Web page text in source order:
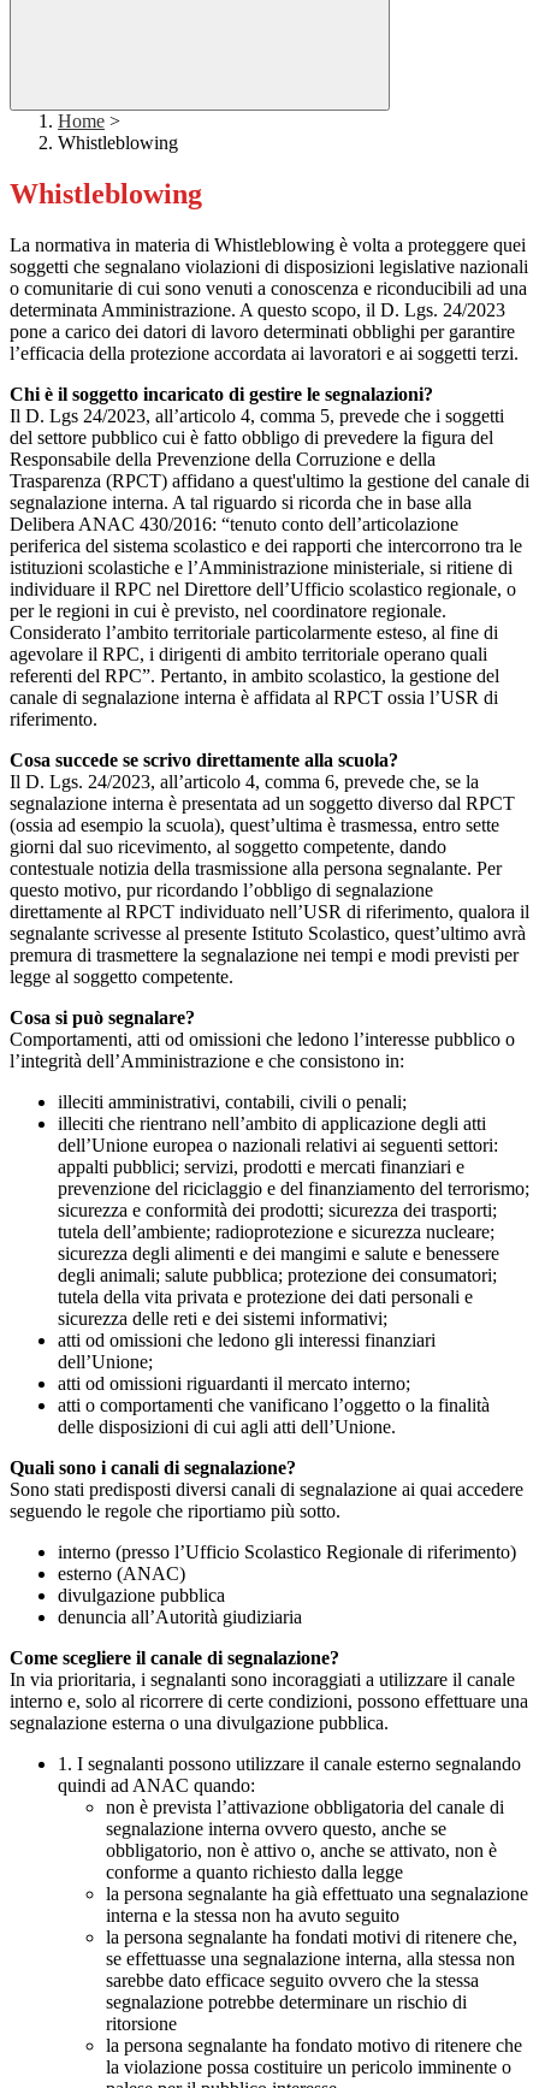
Home >
Whistleblowing
Whistleblowing
La normativa in materia di Whistleblowing è volta a proteggere quei
soggetti che segnalano violazioni di disposizioni legislative nazionali
o comunitarie di cui sono venuti a conoscenza e riconducibili ad una
determinata Amministrazione. A questo scopo, il D. Lgs. 24/2023
pone a carico dei datori di lavoro determinati obblighi per garantire
l’efficacia della protezione accordata ai lavoratori e ai soggetti terzi.
Chi è il soggetto incaricato di gestire le segnalazioni?
Il D. Lgs 24/2023, all’articolo 4, comma 5, prevede che i soggetti
del settore pubblico cui è fatto obbligo di prevedere la figura del
Responsabile della Prevenzione della Corruzione e della
Trasparenza (RPCT) affidano a quest'ultimo la gestione del canale di
segnalazione interna. A tal riguardo si ricorda che in base alla
Delibera ANAC 430/2016: “tenuto conto dell’articolazione
periferica del sistema scolastico e dei rapporti che intercorrono tra le
istituzioni scolastiche e l’Amministrazione ministeriale, si ritiene di
individuare il RPC nel Direttore dell’Ufficio scolastico regionale, o
per le regioni in cui è previsto, nel coordinatore regionale.
Considerato l’ambito territoriale particolarmente esteso, al fine di
agevolare il RPC, i dirigenti di ambito territoriale operano quali
referenti del RPC”. Pertanto, in ambito scolastico, la gestione del
canale di segnalazione interna è affidata al RPCT ossia l’USR di
riferimento.
Cosa succede se scrivo direttamente alla scuola?
Il D. Lgs. 24/2023, all’articolo 4, comma 6, prevede che, se la
segnalazione interna è presentata ad un soggetto diverso dal RPCT
(ossia ad esempio la scuola), quest’ultima è trasmessa, entro sette
giorni dal suo ricevimento, al soggetto competente, dando
contestuale notizia della trasmissione alla persona segnalante. Per
questo motivo, pur ricordando l’obbligo di segnalazione
direttamente al RPCT individuato nell’USR di riferimento, qualora il
segnalante scrivesse al presente Istituto Scolastico, quest’ultimo avrà
premura di trasmettere la segnalazione nei tempi e modi previsti per
legge al soggetto competente.
Cosa si può segnalare?
Comportamenti, atti od omissioni che ledono l’interesse pubblico o
l’integrità dell’Amministrazione e che consistono in:
illeciti amministrativi, contabili, civili o penali;
illeciti che rientrano nell’ambito di applicazione degli atti
dell’Unione europea o nazionali relativi ai seguenti settori:
appalti pubblici; servizi, prodotti e mercati finanziari e
prevenzione del riciclaggio e del finanziamento del terrorismo;
sicurezza e conformità dei prodotti; sicurezza dei trasporti;
tutela dell’ambiente; radioprotezione e sicurezza nucleare;
sicurezza degli alimenti e dei mangimi e salute e benessere
degli animali; salute pubblica; protezione dei consumatori;
tutela della vita privata e protezione dei dati personali e
sicurezza delle reti e dei sistemi informativi;
atti od omissioni che ledono gli interessi finanziari
dell’Unione;
atti od omissioni riguardanti il mercato interno;
atti o comportamenti che vanificano l’oggetto o la finalità
delle disposizioni di cui agli atti dell’Unione.
Quali sono i canali di segnalazione?
Sono stati predisposti diversi canali di segnalazione ai quai accedere
seguendo le regole che riportiamo più sotto.
interno (presso l’Ufficio Scolastico Regionale di riferimento)
esterno (ANAC)
divulgazione pubblica
denuncia all’Autorità giudiziaria
Come scegliere il canale di segnalazione?
In via prioritaria, i segnalanti sono incoraggiati a utilizzare il canale
interno e, solo al ricorrere di certe condizioni, possono effettuare una
segnalazione esterna o una divulgazione pubblica.
1. I segnalanti possono utilizzare il canale esterno segnalando
quindi ad ANAC quando:
non è prevista l’attivazione obbligatoria del canale di
segnalazione interna ovvero questo, anche se
obbligatorio, non è attivo o, anche se attivato, non è
conforme a quanto richiesto dalla legge
la persona segnalante ha già effettuato una segnalazione
interna e la stessa non ha avuto seguito
la persona segnalante ha fondati motivi di ritenere che,
se effettuasse una segnalazione interna, alla stessa non
sarebbe dato efficace seguito ovvero che la stessa
segnalazione potrebbe determinare un rischio di
ritorsione
la persona segnalante ha fondato motivo di ritenere che
la violazione possa costituire un pericolo imminente o